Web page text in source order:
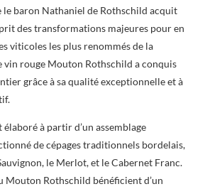
le baron Nathaniel de Rothschild acquit
des transformations majeures pour en
viticoles les plus renommés de la
vin rouge Mouton Rothschild a conquis
grâce à sa qualité exceptionnelle et à
élaboré à partir d’un assemblage
de cépages traditionnels bordelais,
le Merlot, et le Cabernet Franc.
Mouton Rothschild bénéficient d’un